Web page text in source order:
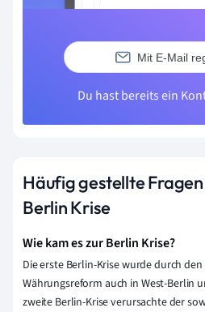
Mit E-Mail
Du hast bereits ein
Häufig gestellte
Berlin Krise
Wie kam es zur Berlin Krise?
Die erste Berlin-Krise wurde durch
Währungsreform auch in West-Berlin
zweite Berlin-Krise verursachte der